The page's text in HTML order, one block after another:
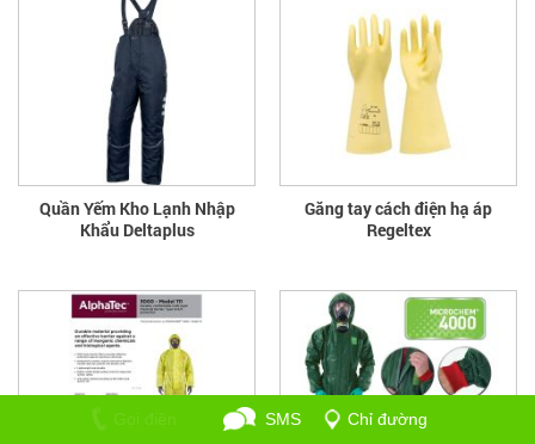
Quần Yếm Kho Lạnh Nhập
Khẩu Deltaplus
Găng tay cách điện hạ áp
Regeltex
Gọi điện SMS Chỉ đường